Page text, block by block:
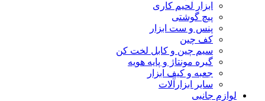
ابزار لحیم کاری
پیچ گوشتی
پنس و ست ابزار
کف چین
سیم چین و کابل لخت کن
گیره مونتاژ و پایه هویه
جعبه و کیف ابزار
سایر ابزارآلات
لوازم جانبی